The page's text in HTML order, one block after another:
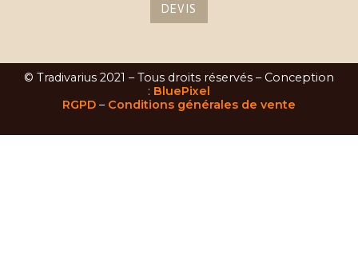
DEVIS
© Tradivarius 2021 – Tous droits réservés – Conception
: BluePixel
RGPD – Conditions générales de vente